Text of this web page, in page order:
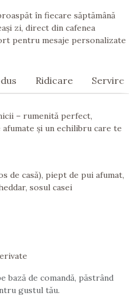
în fiecare săptămână
zi, direct din cafenea
pentru mesaje personalizate
Ridicare Servire
– rumenită perfect,
afumate și un echilibru care te
de casă), piept de pui afumat,
sosul casei
de comandă, păstrând
gustul tău.